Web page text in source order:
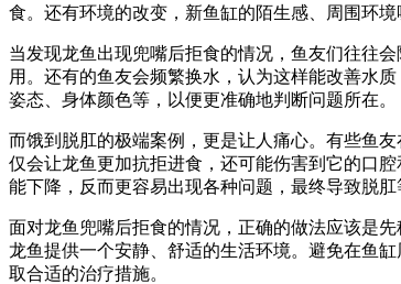
食。还有环境的改变，新鱼缸的陌生感、周围环
当发现龙鱼出现兜嘴后拒食的情况，鱼友们往往
用。还有的鱼友会频繁换水，认为这样能改善水
姿态、身体颜色等，以便更准确地判断问题所在。
而饿到脱肛的极端案例，更是让人痛心。有些鱼
仅会让龙鱼更加抗拒进食，还可能伤害到它的口
能下降，反而更容易出现各种问题，最终导致脱肛
面对龙鱼兜嘴后拒食的情况，正确的做法应该是
龙鱼提供一个安静、舒适的生活环境。避免在鱼
取合适的治疗措施。